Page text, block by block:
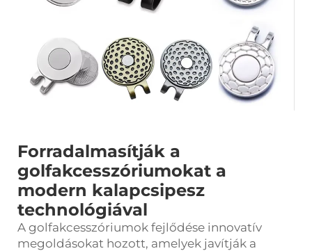
Forradalmasítják a
golfakcesszóriumokat a
modern kalapcsipesz
technológiával
A golfakcesszóriumok fejlődése innovatív
megoldásokat hozott, amelyek javítják a